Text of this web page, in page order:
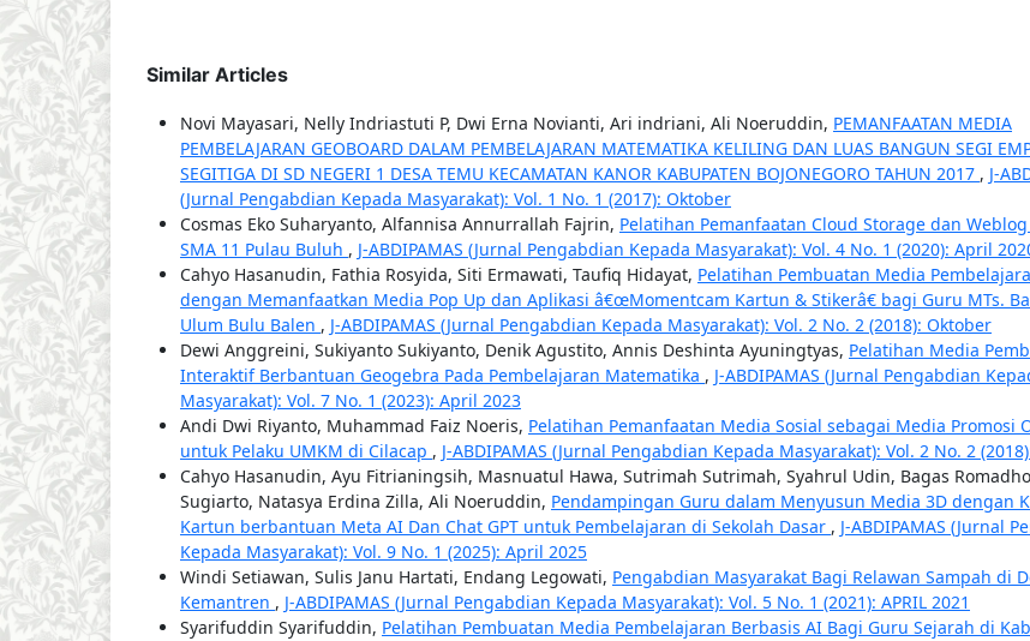
Similar Articles
Novi Mayasari, Nelly Indriastuti P, Dwi Erna Novianti, Ari indriani, Ali Noeruddin, PEMANFAATAN MEDIA
PEMBELAJARAN GEOBOARD DALAM PEMBELAJARAN MATEMATIKA KELILING DAN LUAS BANGUN SEGI
SEGITIGA DI SD NEGERI 1 DESA TEMU KECAMATAN KANOR KABUPATEN BOJONEGORO TAHUN 2017 , J-
(Jurnal Pengabdian Kepada Masyarakat): Vol. 1 No. 1 (2017): Oktober
Cosmas Eko Suharyanto, Alfannisa Annurrallah Fajrin, Pelatihan Pemanfaatan Cloud Storage dan
SMA 11 Pulau Buluh , J-ABDIPAMAS (Jurnal Pengabdian Kepada Masyarakat): Vol. 4 No. 1 (2020): April
Cahyo Hasanudin, Fathia Rosyida, Siti Ermawati, Taufiq Hidayat, Pelatihan Pembuatan Media
dengan Memanfaatkan Media Pop Up dan Aplikasi â€œMomentcam Kartun & Stikerâ€ bagi Guru MTs.
Ulum Bulu Balen , J-ABDIPAMAS (Jurnal Pengabdian Kepada Masyarakat): Vol. 2 No. 2 (2018): Oktober
Dewi Anggreini, Sukiyanto Sukiyanto, Denik Agustito, Annis Deshinta Ayuningtyas, Pelatihan Media
Interaktif Berbantuan Geogebra Pada Pembelajaran Matematika , J-ABDIPAMAS (Jurnal Pengabdian
Masyarakat): Vol. 7 No. 1 (2023): April 2023
Andi Dwi Riyanto, Muhammad Faiz Noeris, Pelatihan Pemanfaatan Media Sosial sebagai Media Promosi
untuk Pelaku UMKM di Cilacap , J-ABDIPAMAS (Jurnal Pengabdian Kepada Masyarakat): Vol. 2 No. 2
Cahyo Hasanudin, Ayu Fitrianingsih, Masnuatul Hawa, Sutrimah Sutrimah, Syahrul Udin, Bagas
Sugiarto, Natasya Erdina Zilla, Ali Noeruddin, Pendampingan Guru dalam Menyusun Media 3D dengan
Kartun berbantuan Meta AI Dan Chat GPT untuk Pembelajaran di Sekolah Dasar , J-ABDIPAMAS (Jurnal
Kepada Masyarakat): Vol. 9 No. 1 (2025): April 2025
Windi Setiawan, Sulis Janu Hartati, Endang Legowati, Pengabdian Masyarakat Bagi Relawan Sampah di
Kemantren , J-ABDIPAMAS (Jurnal Pengabdian Kepada Masyarakat): Vol. 5 No. 1 (2021): APRIL 2021
Syarifuddin Syarifuddin, Pelatihan Pembuatan Media Pembelajaran Berbasis AI Bagi Guru Sejarah di